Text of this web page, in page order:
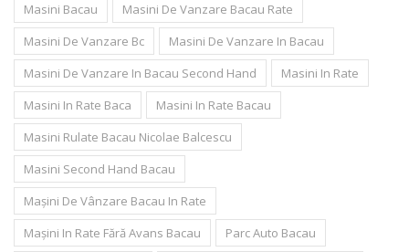
Masini Bacau
Masini De Vanzare Bacau Rate
Masini De Vanzare Bc
Masini De Vanzare In Bacau
Masini De Vanzare In Bacau Second Hand
Masini In Rate
Masini In Rate Baca
Masini In Rate Bacau
Masini Rulate Bacau Nicolae Balcescu
Masini Second Hand Bacau
Mașini De Vânzare Bacau In Rate
Mașini In Rate Fără Avans Bacau
Parc Auto Bacau